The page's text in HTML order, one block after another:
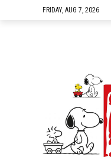
FRIDAY, AUG 7, 2026